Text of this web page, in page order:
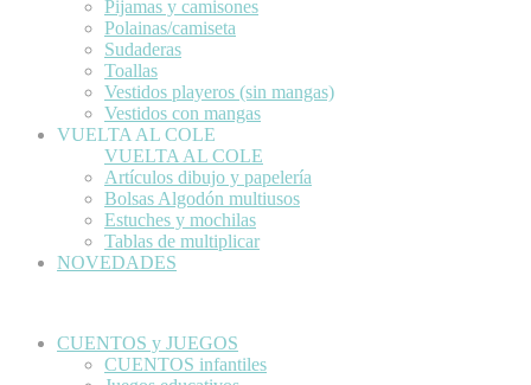
Pijamas y camisones
Polainas/camiseta
Sudaderas
Toallas
Vestidos playeros (sin mangas)
Vestidos con mangas
VUELTA AL COLE
VUELTA AL COLE
Artículos dibujo y papelería
Bolsas Algodón multiusos
Estuches y mochilas
Tablas de multiplicar
NOVEDADES
CUENTOS y JUEGOS
CUENTOS infantiles